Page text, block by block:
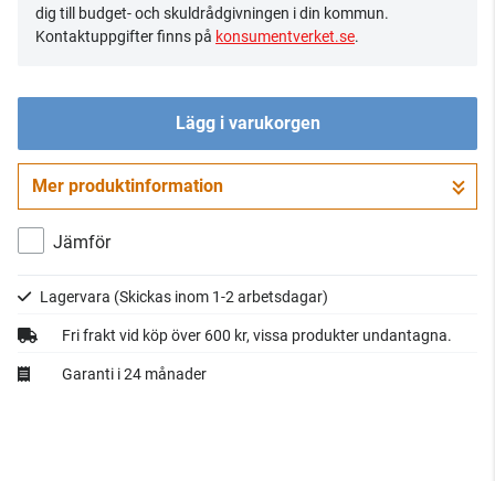
dig till budget- och skuldrådgivningen i din kommun.
Kontaktuppgifter finns på konsumentverket.se.
Lägg i varukorgen
Gå till kassan
Mer produktinformation
Jämför
Lagervara (Skickas inom 1-2 arbetsdagar)
Fri frakt vid köp över 600 kr, vissa produkter undantagna.
Garanti i 24 månader